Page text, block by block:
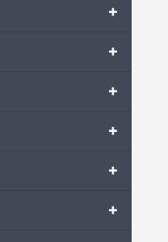
+
+
+
+
+
+